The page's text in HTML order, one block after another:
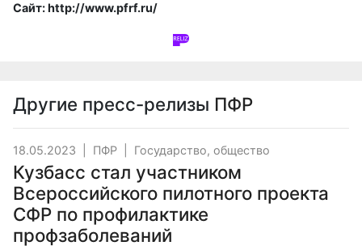
Сайт:http://www.pfrf.ru/
Другие пресс-релизы ПФР
18.05.2023 ПФР Государство, общество
Кузбасс стал участником
Всероссийского пилотного проекта
СФР по профилактике
профзаболеваний